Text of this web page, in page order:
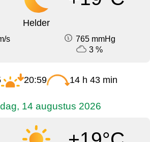
Helder
s
765 mmHg
3 %
20:59 14 h 43 min
14 augustus 2026